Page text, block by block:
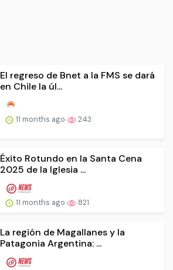
El regreso de Bnet a la FMS se dará
en Chile la úl...
11 months ago 243
Éxito Rotundo en la Santa Cena
2025 de la Iglesia ...
11 months ago 821
La región de Magallanes y la
Patagonia Argentina: ...